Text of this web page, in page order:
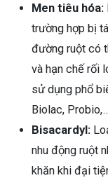
Men tiêu hóa:
trường hợp bị
đường ruột có
và hạn chế rối
sử dụng phổ
Biolac,
Bisacardyl:
nhu động ruột
khăn khi đại